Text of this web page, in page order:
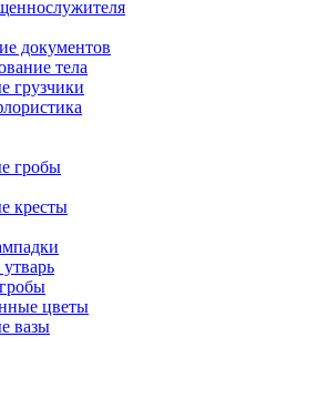
документов
тела
грузчики
гробы
кресты
цветы
вазы